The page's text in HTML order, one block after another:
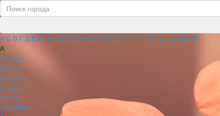
А Б В Г Д Е Ж З И Й К Л М Н О П Р С Т У Ф Х Ц Ч Ш Щ Э Ю Я
А
Абакан
Абинск
Агидель
Агрыз
Адлер
Адыгейск